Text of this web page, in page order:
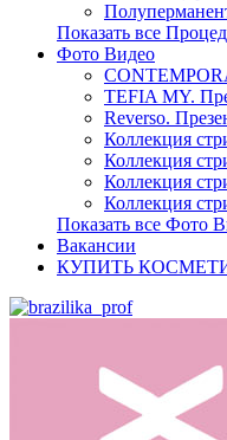
Показать все
Фото Видео
TEFIA MY.
Reverso.
Коллекция
Коллекция
Коллекция
Коллекция
Показать все Фото
Вакансии
КУПИТЬ